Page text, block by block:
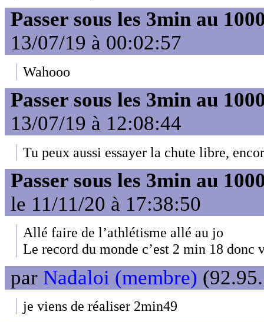
Passer sous les 3min au
13/07/19 à 00:02:57
Wahooo
Passer sous les 3min au
13/07/19 à 12:08:44
Tu peux aussi essayer la chute libre,
Passer sous les 3min au
le 11/11/20 à 17:38:50
Allé faire de l’athlétisme allé au jo
Le record du monde c’est 2 min 18 donc
par Nadaloi (membre)
je viens de réaliser 2min49